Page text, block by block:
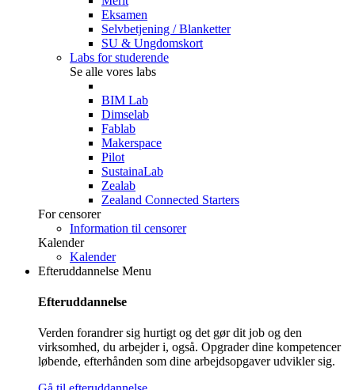
Eksamen
Selvbetjening / Blanketter
SU & Ungdomskort
Labs for studerende
Se alle vores labs
BIM Lab
Dimselab
Fablab
Makerspace
Pilot
SustainaLab
Zealab
Zealand Connected Starters
For censorer
Information til censorer
Kalender
Kalender
Efteruddannelse Menu
Efteruddannelse
Verden forandrer sig hurtigt og det gør dit job og den
virksomhed, du arbejder i, også. Opgrader dine kompetencer
løbende, efterhånden som dine arbejdsopgaver udvikler sig.